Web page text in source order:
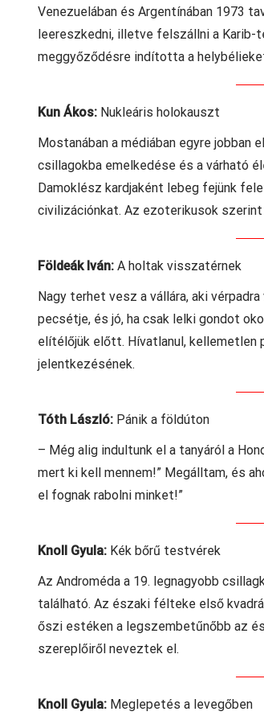
Venezuelában és Argentínában 1973
leereszkedni, illetve felszállni a Karib-
meggyőződésre indította a
Kun Ákos: Nukleáris holokauszt
Mostanában a médiában egyre jobban
csillagokba emelkedése és a várható
Damoklész kardjaként lebeg fejünk
civilizációnkat. Az ezoterikusok szerint
Földeák Iván: A holtak visszatérnek
Nagy terhet vesz a vállára, aki
pecsétje, és jó, ha csak lelki gondot
elítélőjük előtt. Hívatlanul, kellemetlen
jelentkezésének.
Tóth László: Pánik a földúton
– Még alig indultunk el a tanyáról a
mert ki kell mennem!” Megálltam, és
el fognak rabolni minket!”
Knoll Gyula: Kék bőrű testvérek
Az Androméda a 19. legnagyobb
található. Az északi félteke első
őszi estéken a legszembetűnőbb az
szereplőiről neveztek el.
Knoll Gyula: Meglepetés a levegőben